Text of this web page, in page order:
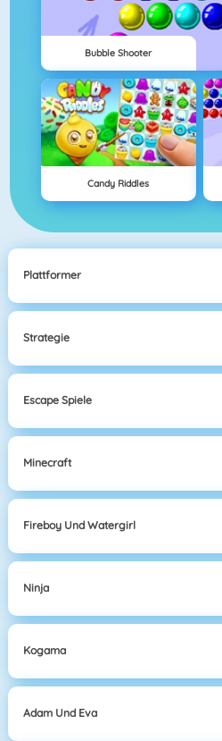
Bubble Shooter
Candy Riddles
Plattformer
Strategie
Escape Spiele
Minecraft
Fireboy Und Watergirl
Ninja
Kogama
Adam Und Eva